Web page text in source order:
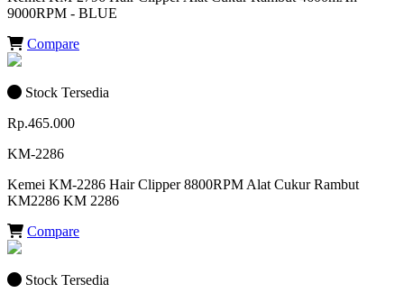
9000RPM - BLUE
Compare
Stock Tersedia
Rp.465.000
KM-2286
Kemei KM-2286 Hair Clipper 8800RPM Alat Cukur Rambut
KM2286 KM 2286
Compare
Stock Tersedia